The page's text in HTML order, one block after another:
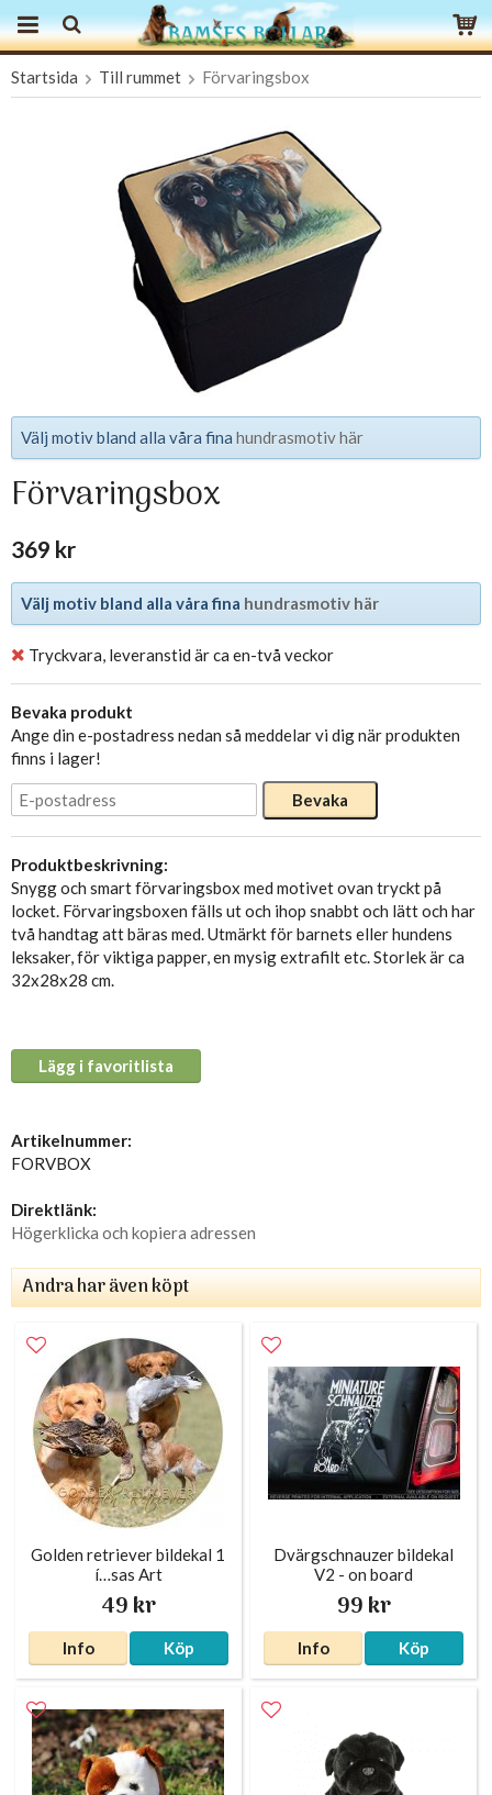
Produkten har blivit tillagd i varukorgen
Startsida Till rummet Förvaringsbox
Välj motiv bland alla våra fina hundrasmotiv här
Förvaringsbox
369 kr
Välj motiv bland alla våra fina hundrasmotiv här
Tryckvara, leveranstid är ca en-två veckor
Bevaka produkt
Ange din e-postadress nedan så meddelar vi dig när produkten
finns i lager!
Bevaka
Produktbeskrivning:
Snygg och smart förvaringsbox med motivet ovan tryckt på
locket. Förvaringsboxen fälls ut och ihop snabbt och lätt och har
två handtag att bäras med. Utmärkt för barnets eller hundens
leksaker, för viktiga papper, en mysig extrafilt etc. Storlek är ca
32x28x28 cm.
Lägg i favoritlista
Artikelnummer:
FORVBOX
Direktlänk:
Högerklicka och kopiera adressen
Andra har även köpt
Golden retriever bildekal 1
í…sas Art
49 kr
Info Köp
Dvärgschnauzer bildekal
V2 - on board
99 kr
Info Köp